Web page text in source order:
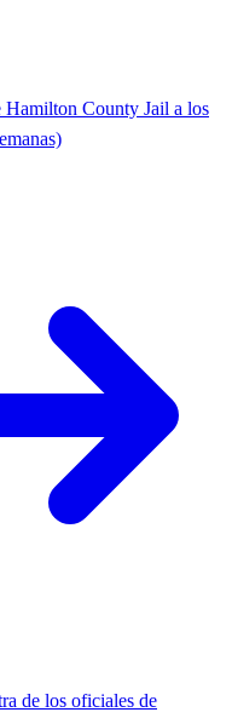
Hamilton County Jail a los
de los oficiales de